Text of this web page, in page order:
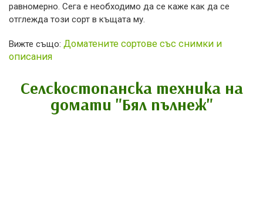
равномерно. Сега е необходимо да се каже как да се
отглежда този сорт в къщата му.
Вижте също: Доматените сортове със снимки и
описания
Селскостопанска техника на
домати "Бял пълнеж"